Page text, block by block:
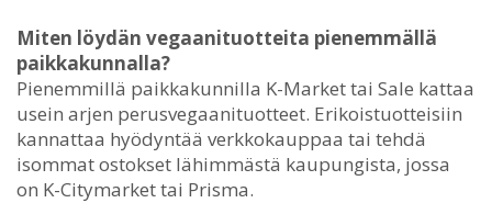
Miten löydän vegaanituotteita pienemmällä
paikkakunnalla?
Pienemmillä paikkakunnilla K-Market tai Sale kattaa
usein arjen perusvegaanituotteet. Erikoistuotteisiin
kannattaa hyödyntää verkkokauppaa tai tehdä
isommat ostokset lähimmästä kaupungista, jossa
on K-Citymarket tai Prisma.